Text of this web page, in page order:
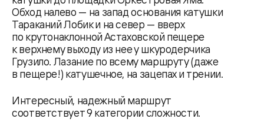
Обход налево — на запад основания катушки
Тараканий Лобик и на север — вверх
по крутонаклонной Астаховской пещере
к верхнему выходу из нее у шкуродерчика
Грузило. Лазание по всему маршруту (даже
в пещере!) катушечное, на зацепах и трении.
Интересный, надежный маршрут
соответствует 9 категории сложности.